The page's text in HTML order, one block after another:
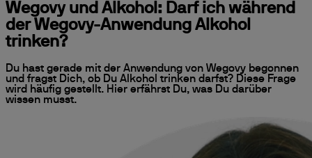
Wegovy und Alkohol: Darf ich während
der Wegovy-Anwendung Alkohol
trinken?
Du hast gerade mit der Anwendung von Wegovy begonnen
und fragst Dich, ob Du Alkohol trinken darfst? Diese Frage
wird häufig gestellt. Hier erfährst Du, was Du darüber
wissen musst.